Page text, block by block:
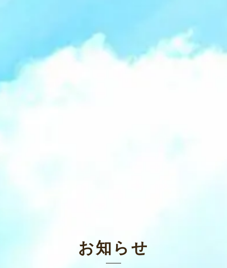
お知らせ